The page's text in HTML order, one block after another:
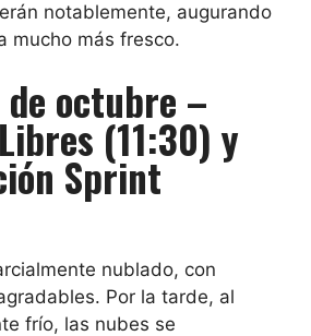
notablemente, augurando
mucho más fresco.
octubre –
(11:30) y
Sprint
nublado, con
Por la tarde, al
frío, las nubes se